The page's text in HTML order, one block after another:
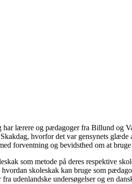
har lærere og pædagoger fra Billund og
hvorfor det var gensynets
forventning og bevidsthed om at
som metode på deres respektive
skoleskak kan bruge som
udenlandske undersøgelser og en